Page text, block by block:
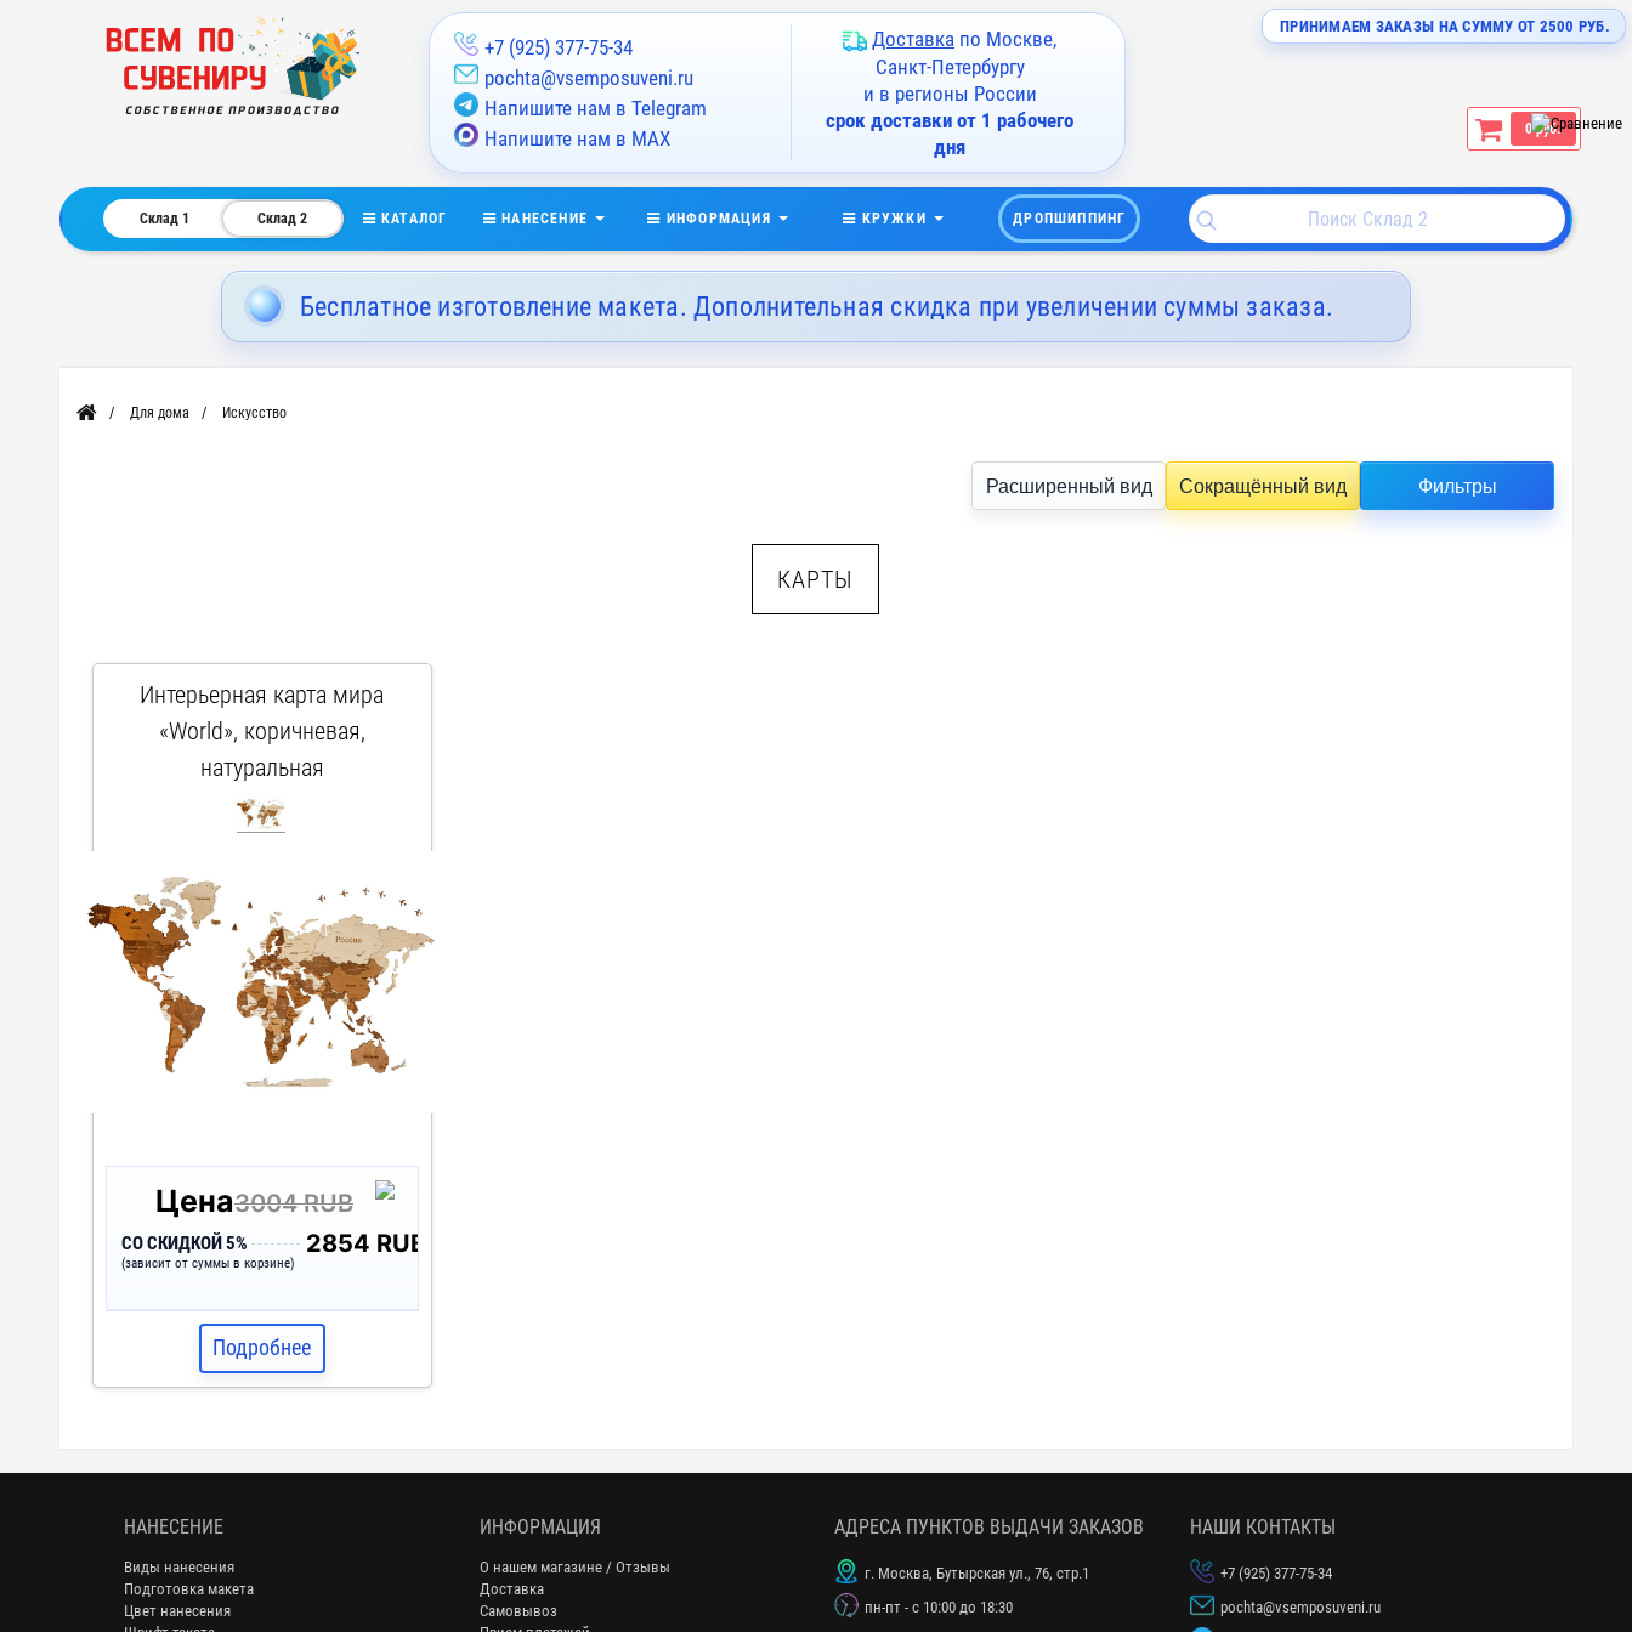
ПРИНИМАЕМ ЗАКАЗЫ НА СУММУ ОТ 2500 РУБ.
+7 (925) 377-75-34
pochta@vsemposuveni.ru
Напишите нам в Telegram
Напишите нам в MAX
Доставка по Москве,
Санкт-Петербургу
и в регионы России
срок доставки от 1 рабочего
дня
0 руб.
Склад 1 Склад 2 КАТАЛОГ НАНЕСЕНИЕ ИНФОРМАЦИЯ КРУЖКИ ДРОПШИППИНГ
Бесплатное изготовление макета. Дополнительная скидка при увеличении суммы заказа.
Главная Для дома Искусство
Расширенный вид Сокращённый вид Фильтры
КАРТЫ
Интерьерная карта мира
«World», коричневая,
натуральная
арт. 625348
Цена3004 RUB
СО СКИДКОЙ 5%
(зависит от суммы в корзине)
2854 RUB
Подробнее
НАНЕСЕНИЕ
Виды нанесения
Подготовка макета
Цвет нанесения
ИНФОРМАЦИЯ
О нашем магазине / Отзывы
Доставка
Самовывоз
АДРЕСА ПУНКТОВ ВЫДАЧИ ЗАКАЗОВ
г. Москва, Бутырская ул., 76, стр.1
пн-пт - с 10:00 до 18:30
НАШИ КОНТАКТЫ
+7 (925) 377-75-34
pochta@vsemposuveni.ru